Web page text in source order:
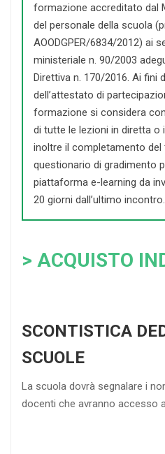
formazione accreditato dal
del personale della scuola
AOODGPER/6834/2012) ai
ministeriale n. 90/2003
Direttiva n. 170/2016. Ai fini
dell’attestato di
formazione si considera
di tutte le lezioni in diretta o
inoltre il completamento del
questionario di gradimento
piattaforma e-learning da
20 giorni dall’ultimo incontro.
> ACQUISTO
SCONTISTICA
SCUOLE
La scuola dovrà segnalare i
docenti che avranno accesso